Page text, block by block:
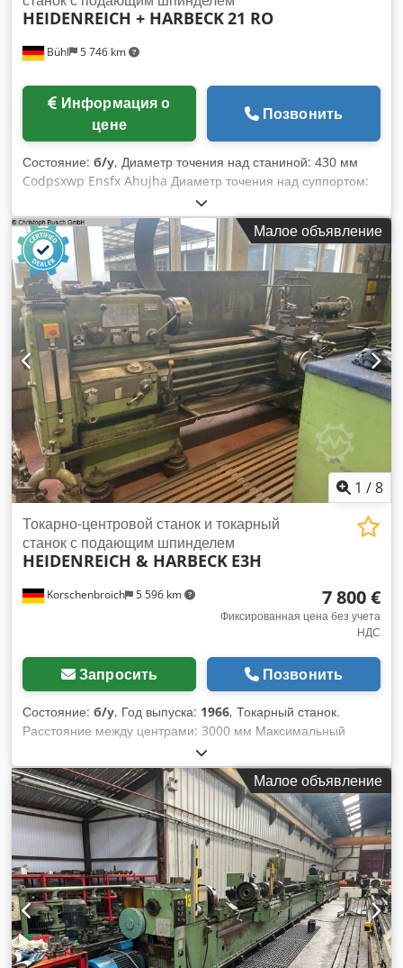
Bühl 5 746 km
HEIDENREICH + HARBECK21 RO
цене
Позвонить
Состояние: б/у, Диаметр точения над станиной: 430 мм
Codpsxwp Ensfx Ahujha Диаметр точения над суппортом:
230 мм Длина точения: 1000 мм Высота центров: 215 мм
Расстояние между центрами: 1000 мм Отверстие
шпинделя: 56 мм Скорость вращения шпинделя: 19 - 2000
об/мин Общая мощность: 7,5 кВт Вес станка примерно: 1,9
т Габариты станка Д x Ш x В: 2,78 x 1,25 x 1,40 м
Комплектация: 3-кулачковый патрон 250 ммø, 4-
позиционный резцедержатель, неподвижный люнет
Малое объявление
1 /8
Korschenbroich 5 596 km
Токарно-центровой станок и токарный
станок с подающим шпинделем
HEIDENREICH & HARBECK E3H
7 800 €
Фиксированная цена без учета
НДС
Запросить Позвонить
Состояние: б/у, Год выпуска: 1966, Токарный станок.
Расстояние между центрами: 3000 мм Максимальный
диаметр обработки: 660 мм Multifix: да Люнет: 2 шт. Масса
станка: около 5 т Длина: 5,80 м Ширина: 2 м Высота: 1 600
мм Высота центров: около 290 мм Диаметр обработки над
суппортом: 370 мм Масса заготовки между центрами: до ок.
1,6 т +++++ Обратите внимание, что станок находится в
разобранном состоянии, готов для погрузки. По этой
причине демонстрация под напряжением или изготовление
видео невозможны. Кроме того, наше объявление
содержит наиболее информативные фотографии
наилучшего качества. Дополнительные фотографии, к
сожалению, не предоставляются. Codoh Uytqspfx Ahujha
+++++
Малое объявление